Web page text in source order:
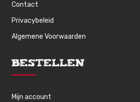
Contact
Privacybeleid
Algemene Voorwaarden
Bestellen
Mijn account